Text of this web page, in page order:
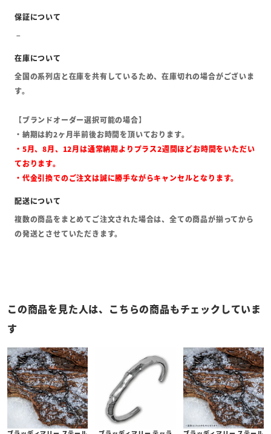
全国の系列店と在庫を共有しているため、在庫切れの場合がございま
す。
【ブランドオーダー選択可能の場合】
・納期は約2ヶ月半前後お時間を頂いております。
・5月、8月、12月は通常納期よりプラス2週間ほどお時間をいただい
ております。
・代金引換でのご注文は誠に勝手ながらキャンセルとなります。
複数の商品をまとめてご注文された場合は、全ての商品が揃ってから
の発送とさせていただきます。
この商品を見た人は、こちらの商品もチェックしていま
す